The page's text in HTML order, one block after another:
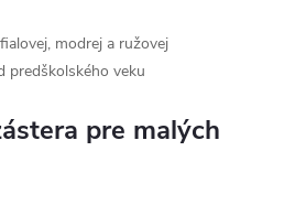
modrej a ružovej
predškolského veku
pre malých